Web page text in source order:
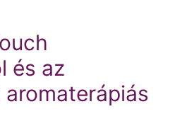
és az